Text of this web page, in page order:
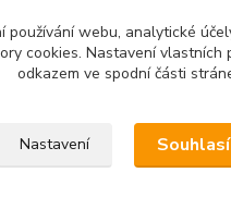
Upravit sběr cookies.
používání webu, analytické
cookies. Nastavení
odkazem ve spodní části
Nastavení